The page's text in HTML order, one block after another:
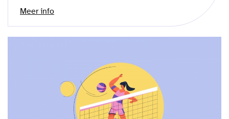
Meer info